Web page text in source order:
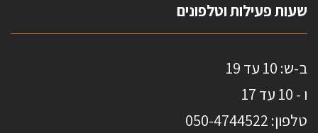
שעות פעילות וטלפונים
ב-ש: 10 עד 19
ו - 10 עד 17
טלפון: 0 50-4744522